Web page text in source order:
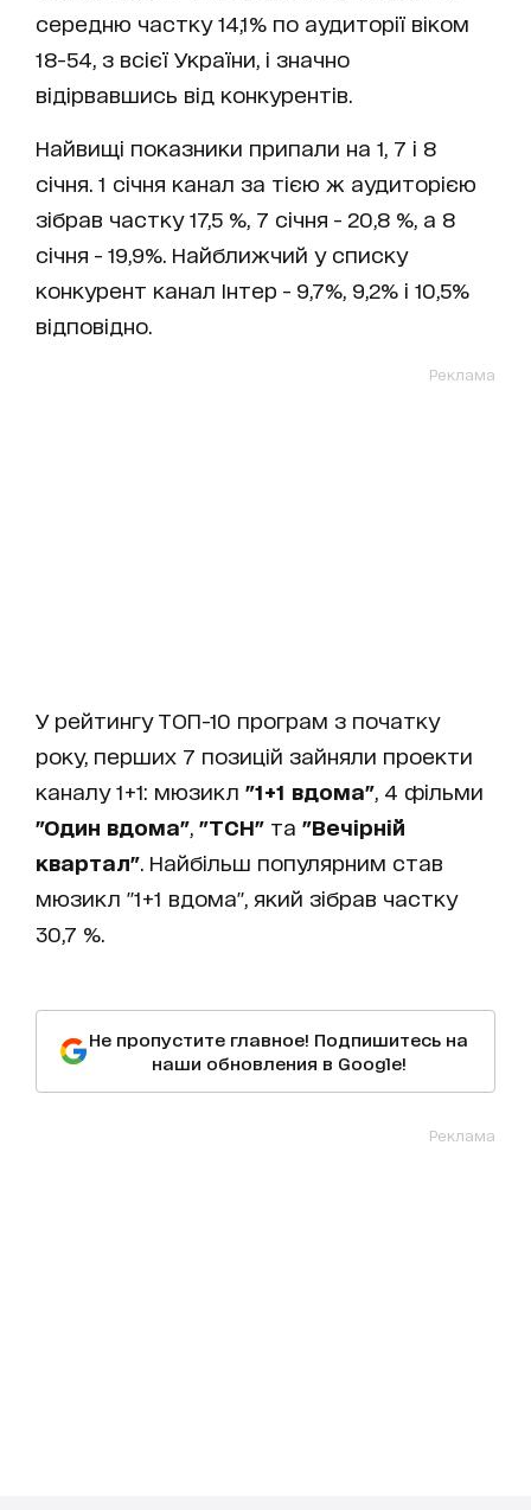
середню частку 14,1% по аудиторії віком
18-54, з всієї України, і значно
відірвавшись від конкурентів.
Найвищі показники припали на 1, 7 і 8
січня. 1 січня канал за тією ж аудиторією
зібрав частку 17,5 %, 7 січня - 20,8 %, а 8
січня - 19,9%. Найближчий у списку
конкурент канал Інтер - 9,7%, 9,2% і 10,5%
відповідно.
Реклама
У рейтингу ТОП-10 програм з початку
року, перших 7 позицій зайняли проекти
каналу 1+1: мюзикл "1+1 вдома" , 4 фільми
"Один вдома" "ТСН" та "Вечірній
квартал" . Найбільш популярним став
мюзикл "1+1 вдома", який зібрав частку
30,7 %.
Не пропустите главное! Подпишитесь на
наши обновления в Google!
Реклама